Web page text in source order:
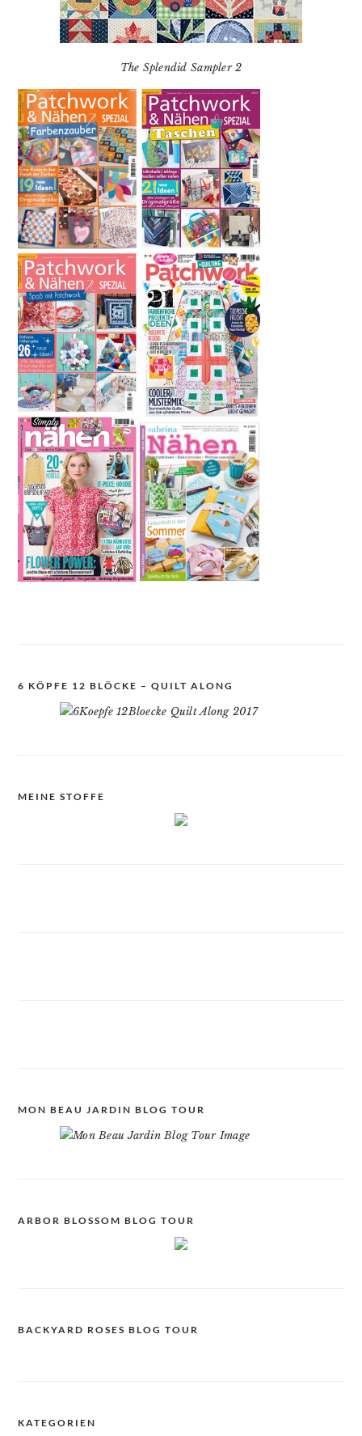
The Splendid Sampler 2
6 KÖPFE 12 BLÖCKE – QUILT ALONG
MEINE STOFFE
MON BEAU JARDIN BLOG TOUR
ARBOR BLOSSOM BLOG TOUR
BACKYARD ROSES BLOG TOUR
KATEGORIEN